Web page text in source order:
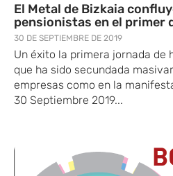
El Metal de Bizkaia
pensionistas en el primer
30 DE SEPTIEMBRE DE 2019
Un éxito la primera jornada de
que ha sido secundada
empresas como en la
30 Septiembre 2019...